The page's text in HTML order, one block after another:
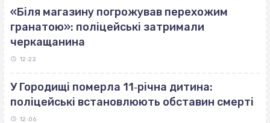
«Біля магазину погрожував перехожим
гранатою»: поліцейські затримали
черкащанина
12:22
У Городищі померла 11‐річна дитина:
поліцейські встановлюють обставин смерті
12:06